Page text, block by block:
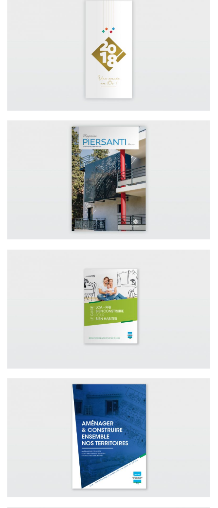
BTP / CARTE DE VOEUX 2018
BTP / MAGAZINE D’ENTREPRISE
GUIDE BIEN CONSTRUIRE POUR BIEN
HABITER – LCA-FFB PACA CORSE
BROCHURE INSTITUTIONNELLE – LCA-
FFB PACA CORSE